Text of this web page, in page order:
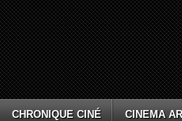
CHRONIQUE CINÉ CINEMA